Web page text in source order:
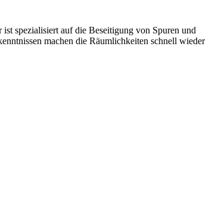
spezialisiert auf die Beseitigung von Spuren und
machen die Räumlichkeiten schnell wieder